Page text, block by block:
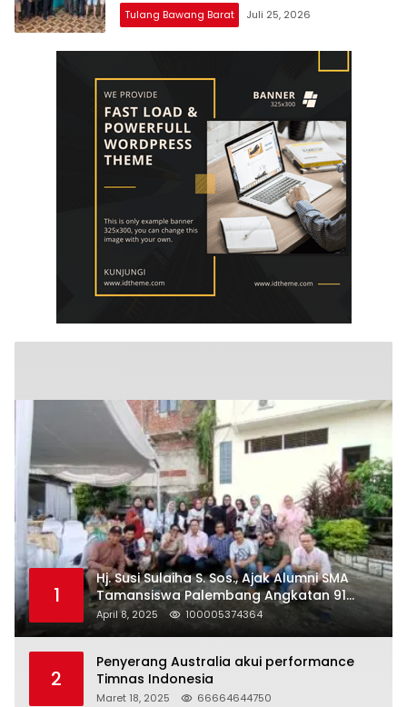
Tulang Bawang Barat Juli 25, 2026
1
Hj. Susi Sulaiha S. Sos., Ajak Alumni SMA
Tamansiswa Palembang Angkatan 91
Halal Bihalal
April 8, 2025 100005374364
2
Penyerang Australia akui performance
Timnas Indonesia
Maret 18, 2025 66664644750